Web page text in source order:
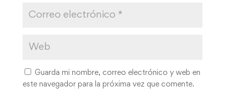
Guarda mi nombre, correo electrónico y web en
este navegador para la próxima vez que comente.